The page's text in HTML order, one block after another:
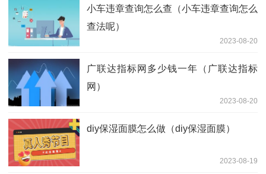
小车违章查询怎么查（小车违章查询怎么
查法呢）
2023-08-20
广联达指标网多少钱一年（广联达指标
网）
2023-08-20
diy保湿面膜怎么做（diy保湿面膜）
2023-08-19